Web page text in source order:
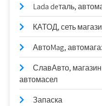
Lada deталь,
КАТОД, сеть
АвтоMag,
СлавАвто,
автомасел
Запаска